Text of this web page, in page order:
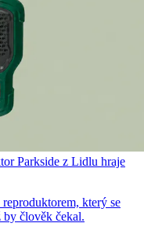
Parkside z Lidlu hraje
který se
by člověk čekal.